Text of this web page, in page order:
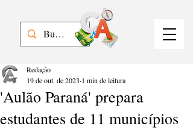
'Aulão Paraná' prepara
estudantes de 11 municípios
Redação
19 de out. de 2023 1 min de leitura